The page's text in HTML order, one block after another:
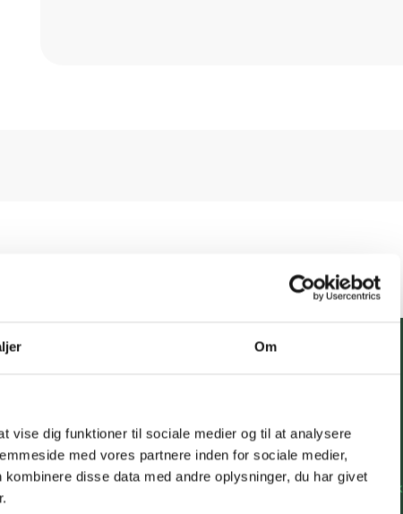
Om
vise dig funktioner til sociale medier og til at analysere
med vores partnere inden for sociale medier,
disse data med andre oplysninger, du har givet
Gratis fragt over 349 kr.
Personlig rådgivning
Få hjælp til din webordre på: kundeservice@uglecare.dk